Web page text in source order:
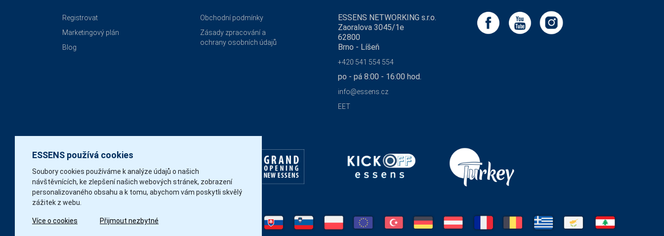
ESSENS používá cookies
Soubory cookies používáme k analýze údajů o našich
návštěvnících, ke zlepšení našich webových stránek, zobrazení
personalizovaného obsahu a k tomu, abychom vám poskytli skvělý
zážitek z webu.
Více o cookies Přijmout nezbytné
Registrovat
Marketingový plán
Blog
Obchodní podmínky
Zásady zpracování a
ochrany osobních údajů
ESSENS NETWORKING s.r.o.
Zaoralova 3045/1e
62800
Brno - Líšeň
+420 541 554 554
po - pá 8:00 - 16:00 hod.
info@essens.cz
EET